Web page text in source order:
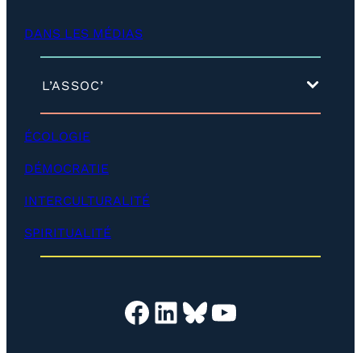
p
DANS LES MÉDIAS
L’ASSOC’
é
l
o
p
e
r
)
ÉCOLOGIE
DÉMOCRATIE
INTERCULTURALITÉ
SPIRITUALITÉ
Facebook LinkedIn Bluesky YouTube